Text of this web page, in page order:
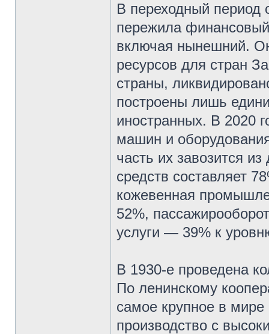
В переходный период
пережила финансовый
включая нынешний.
ресурсов для стран
страны,
построены лишь
иностранных. В 2020
машин и
часть их завозится
средств составляет
кожевенная
52%,
услуги — 39% к
В 1930-е проведена
По ленинскому
самое крупное в мире
производство c